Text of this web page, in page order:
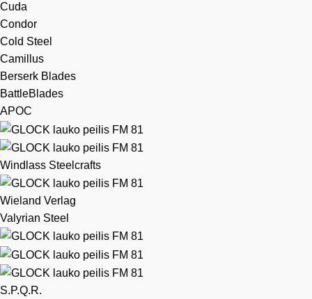
Cuda
Condor
Cold Steel
Camillus
Berserk Blades
BattleBlades
APOC
Windlass Steelcrafts
Wieland Verlag
Valyrian Steel
S.P.Q.R.